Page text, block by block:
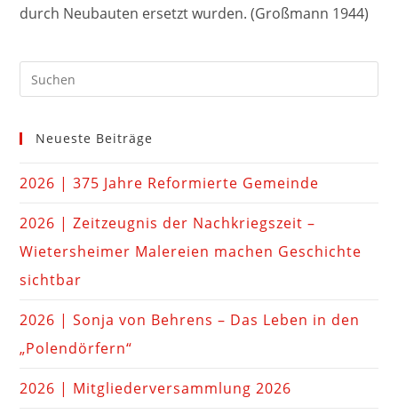
durch Neubauten ersetzt wurden. (Großmann 1944)
Neueste Beiträge
2026 | 375 Jahre Reformierte Gemeinde
2026 | Zeitzeugnis der Nachkriegszeit –
Wietersheimer Malereien machen Geschichte
sichtbar
2026 | Sonja von Behrens – Das Leben in den
„Polendörfern“
2026 | Mitgliederversammlung 2026